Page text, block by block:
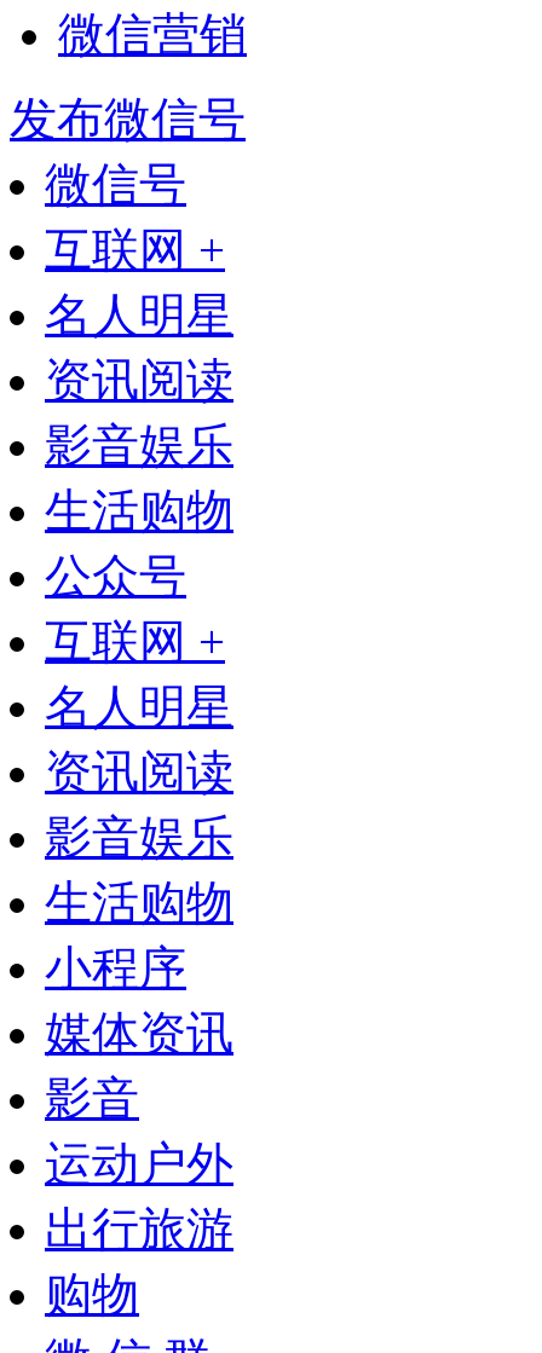
微信营销
发布微信号
微信号
互联网 +
名人明星
资讯阅读
影音娱乐
生活购物
公众号
互联网 +
名人明星
资讯阅读
影音娱乐
生活购物
小程序
媒体资讯
影音
运动户外
出行旅游
购物